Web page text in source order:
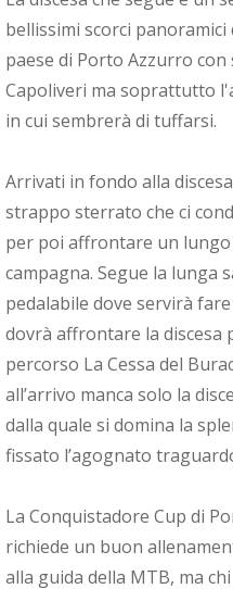
bellissimi scorci
paese di Porto Azzurro
Capoliveri ma soprattutto
in cui sembrerà di tuffarsi.
Arrivati in fondo alla
strappo sterrato che ci
per poi affrontare un
campagna. Segue la lunga
pedalabile dove servirà
dovrà affrontare la discesa
percorso La Cessa del
all’arrivo manca solo la
dalla quale si domina la
fissato l’agognato
La Conquistadore Cup di
richiede un buon​
alla guida della MTB, ma